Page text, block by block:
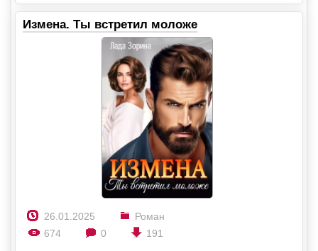
Измена. Ты встретил моложе
26.01.2025
Роман
674
0 191